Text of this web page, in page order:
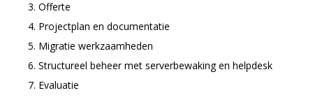
Offerte
Projectplan en documentatie
Migratie werkzaamheden
Structureel beheer met serverbewaking en helpdesk
Evaluatie